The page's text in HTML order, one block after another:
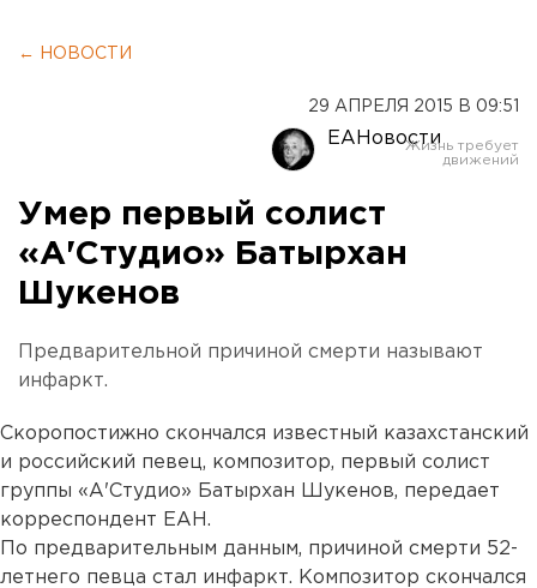
← НОВОСТИ
29 АПРЕЛЯ 2015 В 09:51
ЕАНовости
Умер первый солист
«А'Студио» Батырхан
Шукенов
Предварительной причиной смерти называют
инфаркт.
Скоропостижно скончался известный казахстанский
и российский певец, композитор, первый солист
группы «А'Студио» Батырхан Шукенов, передает
корреспондент ЕАН.
По предварительным данным, причиной смерти 52-
летнего певца стал инфаркт. Композитор скончался